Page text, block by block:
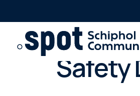
Go to main content
Go to footer
Go to accessibility settings
Safety Day | Dai Carter
Safety